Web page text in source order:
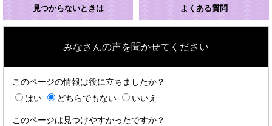
見つからないときは よくある質問
みなさんの声を聞かせてください
このページの情報は役に立ちましたか？
はい
どちらでもない いいえ
このページは見つけやすかったですか？